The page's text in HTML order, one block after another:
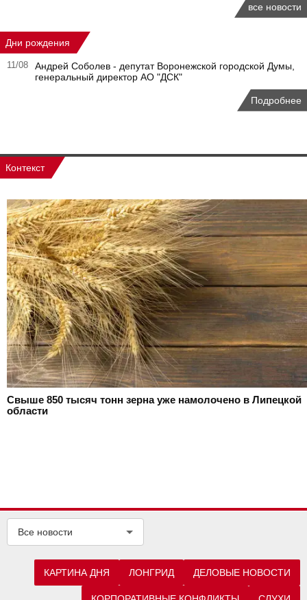
все новости
Дни рождения
11/08
Андрей Соболев - депутат Воронежской городской Думы,
генеральный директор АО "ДСК"
Подробнее
Контекст
Свыше 850 тысяч тонн зерна уже намолочено в Липецкой
области
Все новости
КАРТИНА ДНЯ ЛОНГРИД ДЕЛОВЫЕ НОВОСТИ